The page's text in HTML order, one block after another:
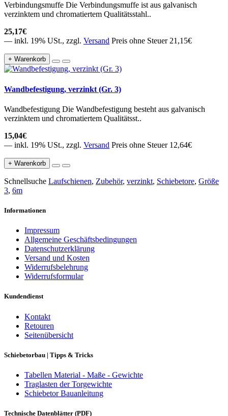
Verbindungsmuffe Die Verbindungsmuffe ist aus galvanisch
verzinktem und chromatiertem Qualitätsstahl..
25,17€
— inkl. 19% USt., zzgl. Versand Preis ohne Steuer 21,15€
+ Warenkorb
Wandbefestigung, verzinkt (Gr. 3)
Wandbefestigung Die Wandbefestigung besteht aus galvanisch
verzinktem und chromatiertem Qualitätsst..
15,04€
— inkl. 19% USt., zzgl. Versand Preis ohne Steuer 12,64€
+ Warenkorb
Schnellsuche Laufschienen, Zubehör, verzinkt, Schiebetore, Größe
3, 6m
Informationen
Impressum
Allgemeine Geschäftsbedingungen
Datenschutzerklärung
Versand und Kosten
Widerrufsbelehrung
Widerrufsformular
Kundendienst
Kontakt
Retouren
Seitenübersicht
Schiebetorbau | Tipps & Tricks
Tabellen Material - Maße - Gewichte
Traglasten der Torgewichte
Schiebetor Bauanleitung
Technische Datenblätter (PDF)